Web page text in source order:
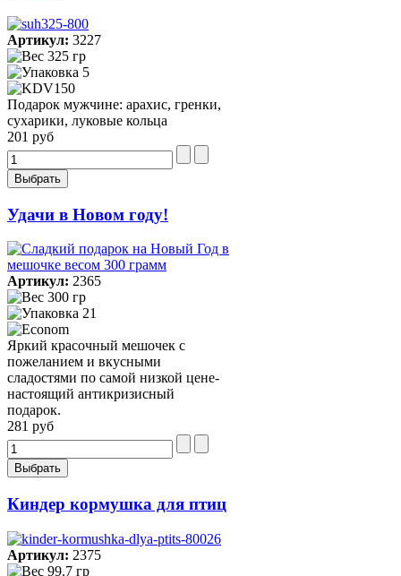
Артикул: 3227
325 гр
5
Подарок мужчине: арахис, гренки,
сухарики, луковые кольца
201 руб
Удачи в Новом году!
Артикул: 2365
300 гр
21
Яркий красочный мешочек с
пожеланием и вкусными
сладостями по самой низкой цене-
настоящий антикризисный
подарок.
281 руб
Киндер кормушка для птиц
Артикул: 2375
99.7 гр